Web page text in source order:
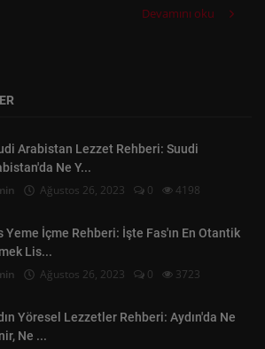
Devamını oku
Arabistan Lezzet Rehberi: Suudi
Ne Y...
Ağustos 26, 2023 0 4198
Yeme İçme Rehberi: İşte Fas'ın En Otantik
Lis...
Ağustos 26, 2023 0 3723
Yöresel Lezzetler Rehberi: Aydın'da Ne
Ne ...